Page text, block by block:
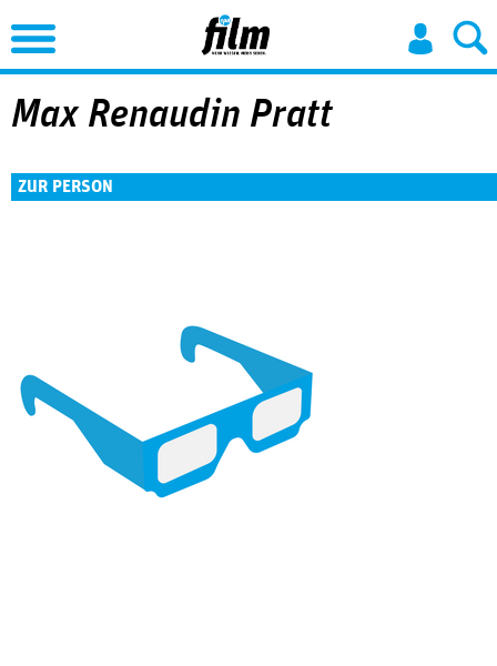
Jump to Navigation
Max Renaudin Pratt
ZUR PERSON